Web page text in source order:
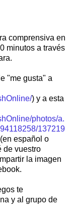
comprensiva en
minutos a través
.
"me gusta" a
) y a esta
photos/a.
137219
español o
de vuestro
la imagen
te
y al grupo de